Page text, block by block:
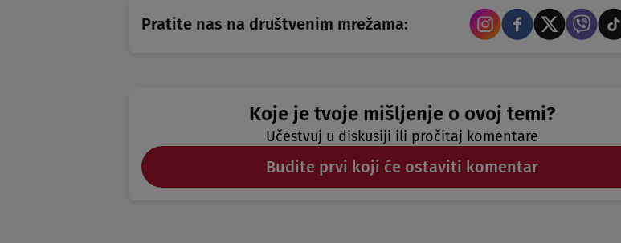
Pratite nas na društvenim mrežama:
Koje je tvoje mišljenje o ovoj temi?
Učestvuj u diskusiji ili pročitaj komentare
Budite prvi koji će ostaviti komentar